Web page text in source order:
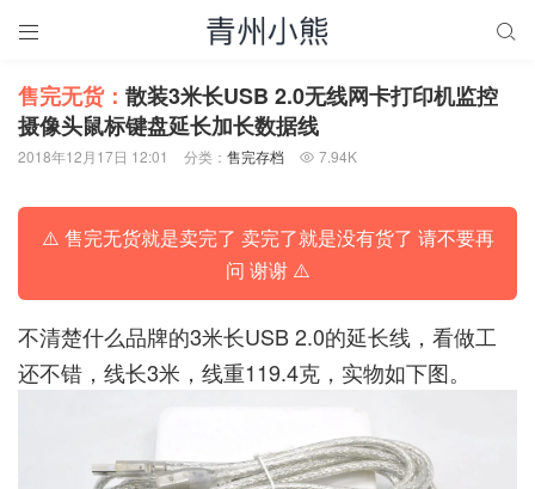
 
售完无货： 散装3米长USB 2.0无线网卡打印机监控
摄像头鼠标键盘延长加长数据线
2018年12月17日 12:01 分类： 售完存档  7.94K
⚠️ 售完无货就是卖完了 卖完了就是没有货了 请不要再
问 谢谢 ⚠️
不清楚什么品牌的3米长USB 2.0的延长线，看做工
还不错，线长3米，线重119.4克，实物如下图。